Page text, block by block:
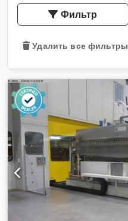
Фильтр
Удалить все фильтры